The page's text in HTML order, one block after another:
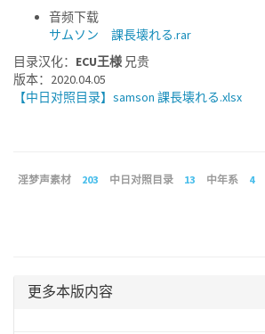
音频下载
サムソン 課長壊れる.rar
目录汉化： ECU王様 兄贵
版本：2020.04.05
【中日对照目录】samson 課長壊れる.xlsx
淫梦声素材 203 中日对照目录 13 中年系 4
更多本版内容